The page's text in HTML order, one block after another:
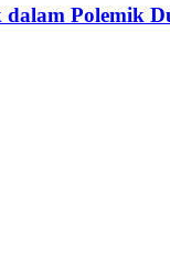
Polemik